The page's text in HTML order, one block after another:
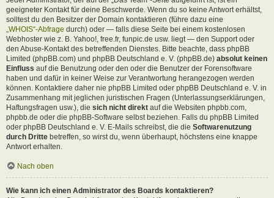
geeigneter Kontakt für deine Beschwerde. Wenn du so keine Antwort erhältst,
solltest du den Besitzer der Domain kontaktieren (führe dazu eine
„WHOIS“-Abfrage durch) oder — falls diese Seite bei einem kostenlosen
Webhoster wie z. B. Yahoo!, free.fr, funpic.de usw. liegt — den Support oder
den Abuse-Kontakt des betreffenden Dienstes. Bitte beachte, dass phpBB
Limited (phpBB.com) und phpBB Deutschland e. V. (phpBB.de) absolut keinen
Einfluss auf die Benutzung oder den oder die Benutzer der Forensoftware
haben und dafür in keiner Weise zur Verantwortung herangezogen werden
können. Kontaktiere daher nie phpBB Limited oder phpBB Deutschland e. V. in
Zusammenhang mit jeglichen juristischen Fragen (Unterlassungserklärungen,
Haftungsfragen usw.), die sich nicht direkt auf die Websiten phpbb.com,
phpbb.de oder die phpBB-Software selbst beziehen. Falls du phpBB Limited
oder phpBB Deutschland e. V. E-Mails schreibst, die die Softwarenutzung
durch Dritte betreffen, so wirst du, wenn überhaupt, höchstens eine knappe
Antwort erhalten.
Nach oben
Wie kann ich einen Administrator des Boards kontaktieren?